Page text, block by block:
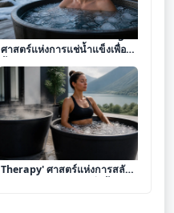
เจาะลึก ‘การทำ Cold Plunge’
ศาสตร์แห่งการแช่น้ำแข็งเพื่อ
ฟื้นฟูระบบภูมิคุ้มกันและลดการ
อักเสบในร่างกาย
เจาะลึก 'การทำ Contrast
Therapy' ศาสตร์แห่งการสลับ